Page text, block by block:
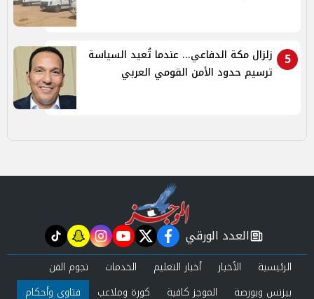
5
زلزال مكة الدفاعي... عندما تُعيد السياسة
ترسيم حدود الأمن القومي العربي
newspaper
العدد الورقي facebook
twitter
youtube
instagram
snapchat
tiktok
الرئيسية الأخبار أخبار التعليم الخدمات
نجوم الفن
بيزنس وبورصة
الموجز كافية كورة وملاعب فتاوى وأحكام